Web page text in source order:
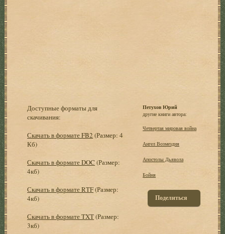
Доступные форматы для
скачивания:
Скачать в формате FB2 (Размер: 4
Кб)
Скачать в формате DOC (Размер:
4кб)
Скачать в формате RTF(Размер:
4кб)
Скачать в формате TXT(Размер:
3кб)
Петухов Юрий
другие книги автора:
Четвертая мировая война
Ангел Возмездия
Апостолы Дьявола
Бойня
Поделиться